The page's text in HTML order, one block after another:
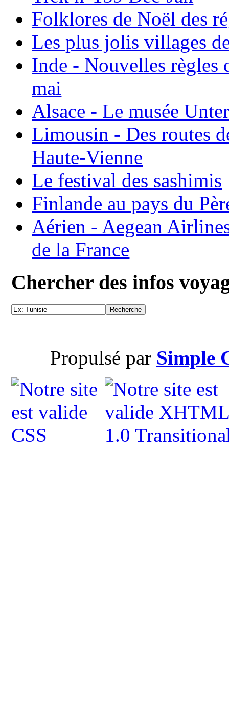
Folklores de Noël des
Les plus jolis villages
Inde - Nouvelles règles
mai
Alsace - Le musée
Limousin - Des routes
Haute-Vienne
Le festival des sashimis
Finlande au pays du
Aérien - Aegean
de la France
Chercher des infos
Propulsé par Simple